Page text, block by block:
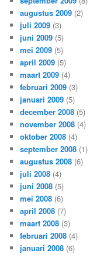
augustus 2009 (2)
juli 2009 (3)
juni 2009 (5)
mei 2009 (5)
april 2009 (5)
maart 2009 (4)
februari 2009 (3)
januari 2009 (5)
december 2008 (5)
november 2008 (4)
oktober 2008 (4)
september 2008 (1)
augustus 2008 (6)
juli 2008 (4)
juni 2008 (5)
mei 2008 (6)
april 2008 (7)
maart 2008 (3)
februari 2008 (4)
januari 2008 (6)